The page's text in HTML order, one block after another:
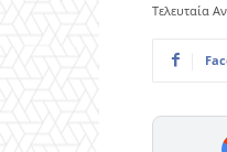
Τελευταία